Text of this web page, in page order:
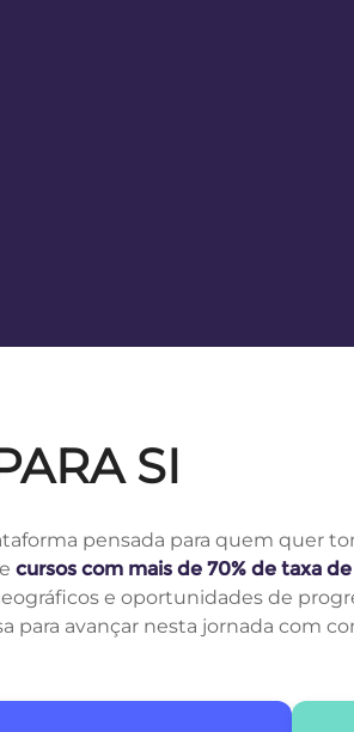
SI
pensada para quem quer
cursos com mais de 70% de taxa
e oportunidades de
para avançar nesta jornada com